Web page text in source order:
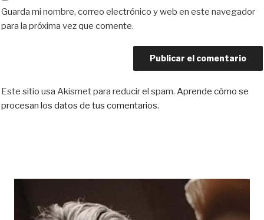
Guarda mi nombre, correo electrónico y web en este navegador
para la próxima vez que comente.
Este sitio usa Akismet para reducir el spam. Aprende cómo se
procesan los datos de tus comentarios.